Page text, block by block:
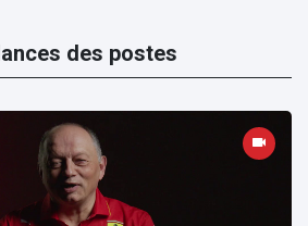
des postes